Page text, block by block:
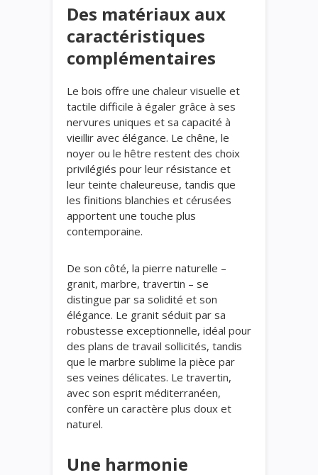
Des matériaux aux
caractéristiques
complémentaires
Le bois offre une chaleur visuelle et
tactile difficile à égaler grâce à ses
nervures uniques et sa capacité à
vieillir avec élégance. Le chêne, le
noyer ou le hêtre restent des choix
privilégiés pour leur résistance et
leur teinte chaleureuse, tandis que
les finitions blanchies et cérusées
apportent une touche plus
contemporaine.
De son côté, la pierre naturelle –
granit, marbre, travertin – se
distingue par sa solidité et son
élégance. Le granit séduit par sa
robustesse exceptionnelle, idéal pour
des plans de travail sollicités, tandis
que le marbre sublime la pièce par
ses veines délicates. Le travertin,
avec son esprit méditerranéen,
confère un caractère plus doux et
naturel.
Une harmonie